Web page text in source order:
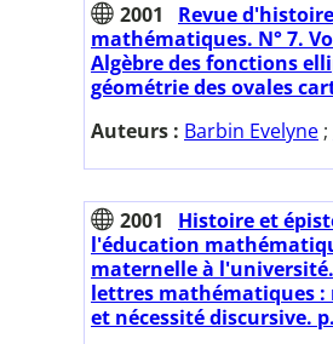
2001
Revue
mathématiques. N° 7.
Algèbre des fonctions
géométrie des ovales
Auteurs : Barbin Evelyne ;
2001
Histoire et
l'éducation
maternelle à
lettres mathématiques :
et nécessité discursive.